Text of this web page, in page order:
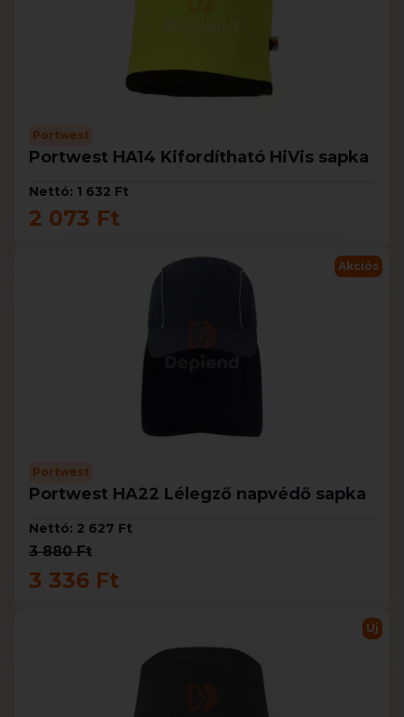
Portwest
Portwest HA14 Kifordítható HiVis sapka
Nettó: 1 632 Ft
2 073 Ft
Akciós
Portwest
Portwest HA22 Lélegző napvédő sapka
Nettó: 2 627 Ft
3 880 Ft
3 336 Ft
Új